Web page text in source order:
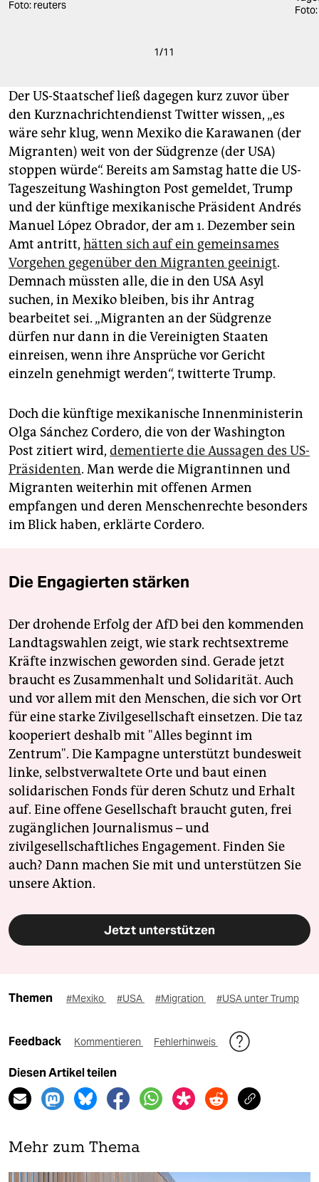
Foto: reuters
1/11
Der US-Staatschef ließ dagegen kurz zuvor über
den Kurznachrichtendienst Twitter wissen, „es
wäre sehr klug, wenn Mexiko die Karawanen (der
Migranten) weit von der Südgrenze (der USA)
stoppen würde“. Bereits am Samstag hatte die US-
Tageszeitung Washington Post gemeldet, Trump
und der künftige mexikanische Präsident Andrés
Manuel López Obrador, der am 1. Dezember sein
Amt antritt, hätten sich auf ein gemeinsames
Vorgehen gegenüber den Migranten geeinigt.
Demnach müssten alle, die in den USA Asyl
suchen, in Mexiko bleiben, bis ihr Antrag
bearbeitet sei. „Migranten an der Südgrenze
dürfen nur dann in die Vereinigten Staaten
einreisen, wenn ihre Ansprüche vor Gericht
einzeln genehmigt werden“, twitterte Trump.
Doch die künftige mexikanische Innenministerin
Olga Sánchez Cordero, die von der Washington
Post zitiert wird, dementierte die Aussagen des US-
Präsidenten. Man werde die Migrantinnen und
Migranten weiterhin mit offenen Armen
empfangen und deren Menschenrechte besonders
im Blick haben, erklärte Cordero.
Die Engagierten stärken
Der drohende Erfolg der AfD bei den kommenden
Landtagswahlen zeigt, wie stark rechtsextreme
Kräfte inzwischen geworden sind. Gerade jetzt
braucht es Zusammenhalt und Solidarität. Auch
und vor allem mit den Menschen, die sich vor Ort
für eine starke Zivilgesellschaft einsetzen. Die taz
kooperiert deshalb mit "Alles beginnt im
Zentrum". Die Kampagne unterstützt bundesweit
linke, selbstverwaltete Orte und baut einen
solidarischen Fonds für deren Schutz und Erhalt
auf. Eine offene Gesellschaft braucht guten, frei
zugänglichen Journalismus – und
zivilgesellschaftliches Engagement. Finden Sie
auch? Dann machen Sie mit und unterstützen Sie
unsere Aktion.
Jetzt unterstützen
Themen #Mexiko #USA #Migration #USA unter Trump
Feedback Kommentieren Fehlerhinweis
Diesen Artikel teilen
Mehr zum Thema